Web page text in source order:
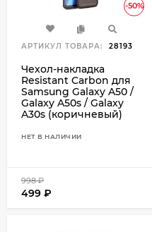
-50%
АРТИКУЛ ТОВАРА: 28193
Чехол-накладка
Resistant Carbon для
Samsung Galaxy A50 /
Galaxy A50s / Galaxy
A30s (коричневый)
НЕТ В НАЛИЧИИ
998₽
499 ₽